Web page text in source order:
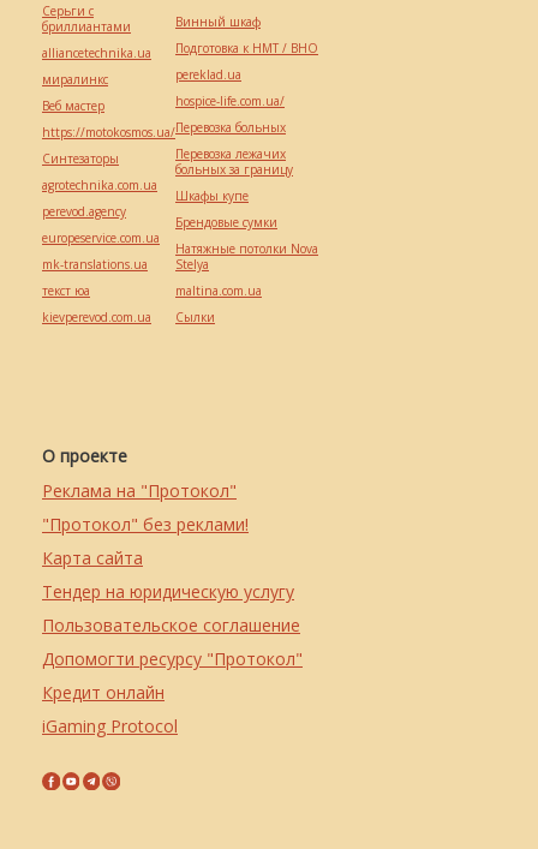
О проекте
Реклама на "Протокол"
"Протокол" без реклами!
Карта сайта
Тендер на юридическую услугу
Пользовательское соглашение
Допомогти ресурсу "Протокол"
Кредит онлайн
iGaming Protocol
Серьги с
бриллиантами
alliancetechnika.ua
миралинкс
Веб мастер
https://motokosmos.ua/
Синтезаторы
agrotechnika.com.ua
perevod.agency
europeservice.com.ua
mk-translations.ua
текст юа
kievperevod.com.ua
Винный шкаф
Подготовка к НМТ / ВНО
pereklad.ua
hospice-life.com.ua/
Перевозка больных
Перевозка лежачих
больных за границу
Шкафы купе
Брендовые сумки
Натяжные потолки Nova
Stelya
maltina.com.ua
Cылки